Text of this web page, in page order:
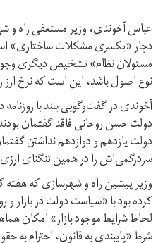
عباس آخوندی، وزیر مستعفی راه و
دچار «یکسری مشکلات ساختاری»
مسئولان نظام» تشخیص دیگری
نوع اصول باشد، این است که نرخ ارز
آخوندی در گفت‌وگویی بلند با روزنامه
دولت حسن روحانی فاقد گفتمان
دولت یازدهم و دوازدهم نداشتن
سردرگمی‌اش را در همین تنگنای
وزیر پیشین راه و شهرسازی که هفته
کرده بود با «سیاست دولت در بازار
لحاظ شرایط موجود بازار» امکان